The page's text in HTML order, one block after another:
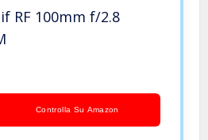
RF 100mm f/2.8
Controlla Su Amazon